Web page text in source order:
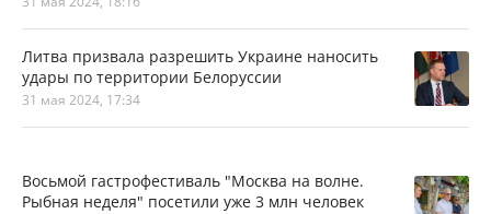
Литва призвала разрешить Украине наносить
удары по территории Белоруссии
31 мая 2024, 17:34
Восьмой гастрофестиваль "Москва на волне.
Рыбная неделя" посетили уже 3 млн человек